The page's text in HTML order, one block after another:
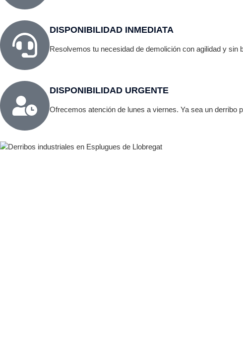
DISPONIBILIDAD INMEDIATA
Resolvemos tu necesidad de demolición con agilidad y sin
DISPONIBILIDAD URGENTE
Ofrecemos atención de lunes a viernes. Ya sea un derribo